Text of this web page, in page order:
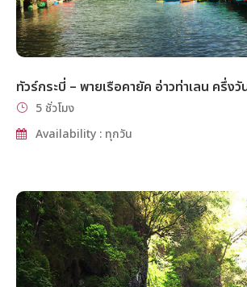
ทัวร์กระบี่ – พายเรือคายัค อ่าวท่าเลน ครึ่งวั
5 ชั่วโมง
Availability : ทุกวัน